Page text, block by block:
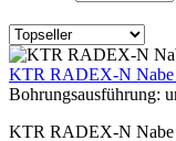
KTR RADEX-N Nabe
Bohrungsausführung:
KTR RADEX-N Nabe